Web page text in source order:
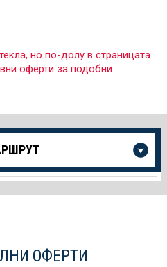
но по-долу в страницата
оферти за подобни
ОФЕРТИ